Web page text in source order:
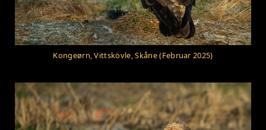
Kongeørn, Vittskövle, Skåne (Februar 2025)